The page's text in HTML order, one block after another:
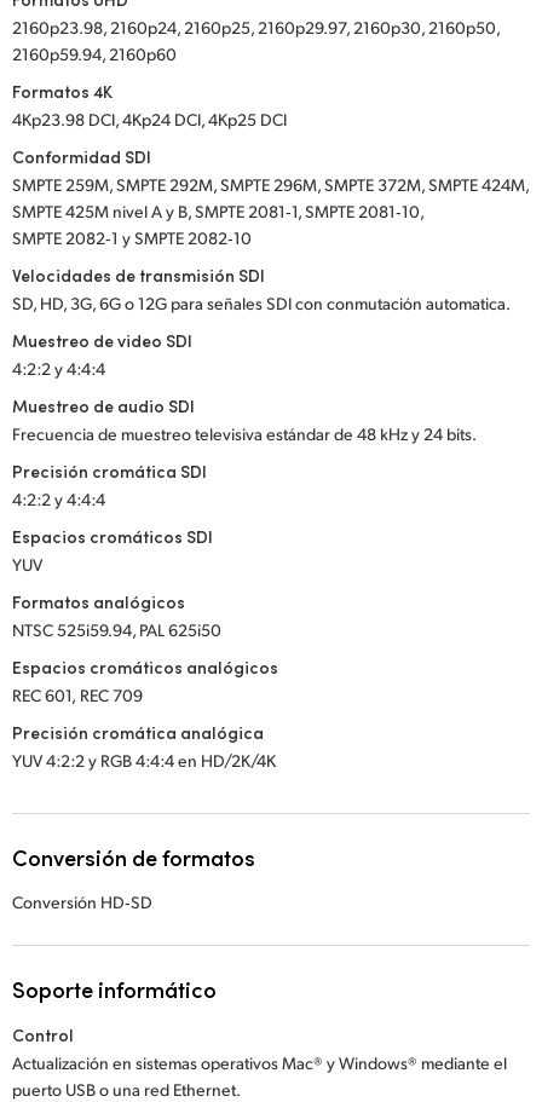
2160p23.98, 2160p24, 2160p25, 2160p29.97, 2160p30, 2160p50,
2160p59.94, 2160p60
Formatos 4K
4Kp23.98 DCI, 4Kp24 DCI, 4Kp25 DCI
Conformidad SDI
SMPTE 259M, SMPTE 292M, SMPTE 296M, SMPTE 372M, SMPTE 424M,
SMPTE 425M nivel A y B, SMPTE 2081‑1, SMPTE 2081‑10,
SMPTE 2082‑1 y SMPTE 2082‑10
Velocidades de transmisión SDI
SD, HD, 3G, 6G o 12G para señales SDI con conmutación automatica.
Muestreo de video SDI
4:2:2 y 4:4:4
Muestreo de audio SDI
Frecuencia de muestreo televisiva estándar de 48 kHz y 24 bits.
Precisión cromática SDI
4:2:2 y 4:4:4
Espacios cromáticos SDI
YUV
Formatos analógicos
NTSC 525i59.94, PAL 625i50
Espacios cromáticos analógicos
REC 601, REC 709
Precisión cromática analógica
YUV 4:2:2 y RGB 4:4:4 en HD/2K/4K
Conversión de formatos
Conversión HD‑SD
Soporte informático
Control
Actualización en sistemas operativos Mac® y Windows® mediante el
puerto USB o una red Ethernet.